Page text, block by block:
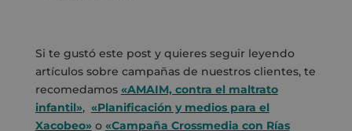
Si te gustó este post y quieres seguir leyendo
artículos sobre campañas de nuestros clientes, te
recomedamos «AMAIM, contra el maltrato
infantil», «Planificación y medios para el
Xacobeo»o «Campaña Crossmedia con Rías